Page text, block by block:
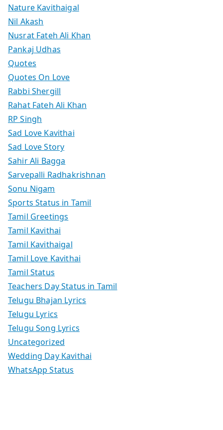
Nature Kavithaigal
Nil Akash
Nusrat Fateh Ali Khan
Pankaj Udhas
Quotes
Quotes On Love
Rabbi Shergill
Rahat Fateh Ali Khan
RP Singh
Sad Love Kavithai
Sad Love Story
Sahir Ali Bagga
Sarvepalli Radhakrishnan
Sonu Nigam
Sports Status in Tamil
Tamil Greetings
Tamil Kavithai
Tamil Kavithaigal
Tamil Love Kavithai
Tamil Status
Teachers Day Status in Tamil
Telugu Bhajan Lyrics
Telugu Lyrics
Telugu Song Lyrics
Uncategorized
Wedding Day Kavithai
WhatsApp Status